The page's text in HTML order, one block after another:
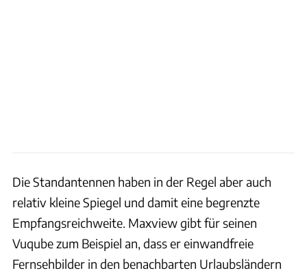
Die Standantennen haben in der Regel aber auch
relativ kleine Spiegel und damit eine begrenzte
Empfangsreichweite. Maxview gibt für seinen
Vuqube zum Beispiel an, dass er einwandfreie
Fernsehbilder in den benachbarten Urlaubsländern